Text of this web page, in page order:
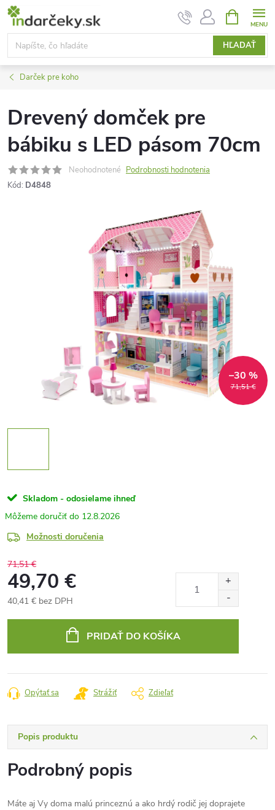
Prejsť
obsah
HĽADAŤ
KOŠÍK
Darček pre koho
Drevený domček pre
bábiku s LED pásom 70cm
Neohodnotené Podrobnosti hodnotenia
Kód: D4848
71,51 €
–30 %
Skladom - odosielame ihneď
12.8.2026
Možnosti doručenia
71,51 €
49,70 €
40,41 € bez DPH
PRIDAŤ DO KOŠÍKA
Opýtať sa Strážiť Zdieľať
Popis produktu
Podrobný popis
Máte aj Vy doma malú princeznú a ako hrdý rodič jej doprajete